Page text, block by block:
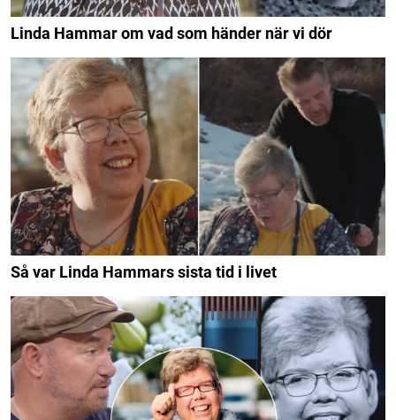
Linda Hammar om vad som händer när vi dör
Så var Linda Hammars sista tid i livet